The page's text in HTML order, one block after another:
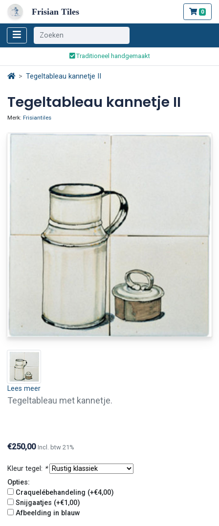
Frisian Tiles 0
Wereldwijde verzending
Veilig bestellen en betalen
Wereldwijde verzending
Tegeltableau kannetje II
Tegeltableau kannetje II
Merk: Frisiantiles
Lees meer
Tegeltableau met kannetje.
€250,00 Incl. btw 21%
Kleur tegel: *
Opties:
Craquelébehandeling (+€4,00)
Snijgaatjes (+€1,00)
Afbeelding in blauw